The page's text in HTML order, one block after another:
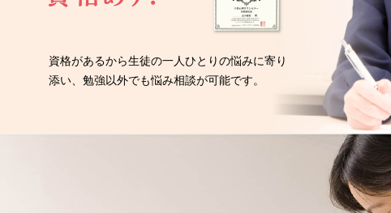
資格があるから生徒の一人ひとりの悩みに寄り
添い、勉強以外でも悩み相談が可能です。